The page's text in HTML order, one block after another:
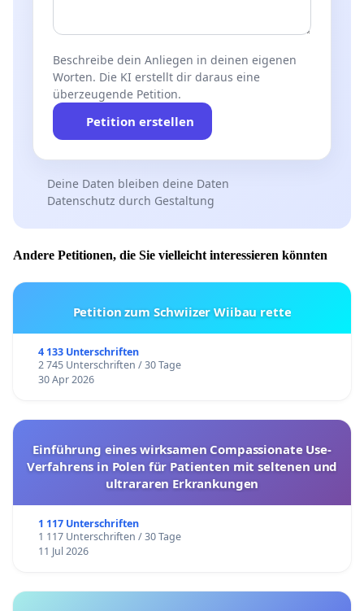
Beschreibe dein Anliegen in deinen eigenen
Worten. Die KI erstellt dir daraus eine
überzeugende Petition.
Petition erstellen
Deine Daten bleiben deine Daten
Datenschutz durch Gestaltung
Andere Petitionen, die Sie vielleicht interessieren könnten
Petition zum Schwiizer Wiibau rette
4 133 Unterschriften
2 745 Unterschriften / 30 Tage
30 Apr 2026
Einführung eines wirksamen Compassionate Use-
Verfahrens in Polen für Patienten mit seltenen und
ultrararen Erkrankungen
1 117 Unterschriften
1 117 Unterschriften / 30 Tage
11 Jul 2026